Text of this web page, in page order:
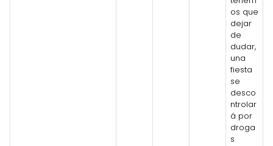
os que
dejar
de
dudar,
una
fiesta
se
desco
ntrolar
á por
droga
s